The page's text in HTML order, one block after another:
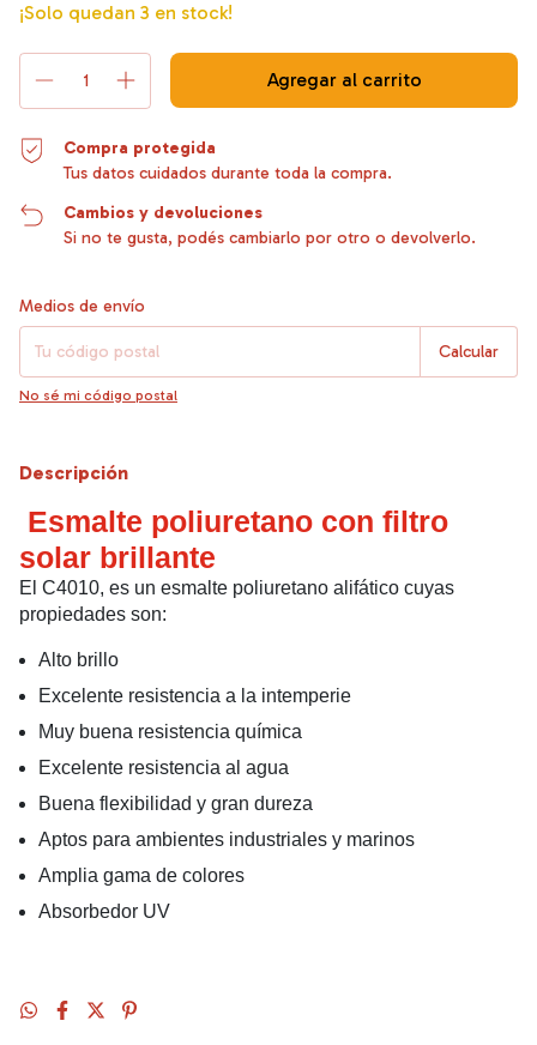
¡Solo quedan 3 en stock!
Compra protegida
Tus datos cuidados durante toda la compra.
Cambios y devoluciones
Si no te gusta, podés cambiarlo por otro o devolverlo.
Entregas para el CP:
Medios de envío
Calcular
No sé mi código postal
Descripción
Esmalte poliuretano con filtro
solar brillante
El C4010, es un esmalte poliuretano alifático cuyas
propiedades son:
Alto brillo
Excelente resistencia a la intemperie
Muy buena resistencia química
Excelente resistencia al agua
Buena flexibilidad y gran dureza
Aptos para ambientes industriales y marinos
Amplia gama de colores
Absorbedor UV